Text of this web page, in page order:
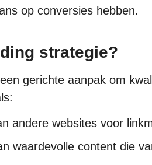
op conversies hebben.
strategie?
gerichte aanpak om
andere websites voor
waardevolle content die